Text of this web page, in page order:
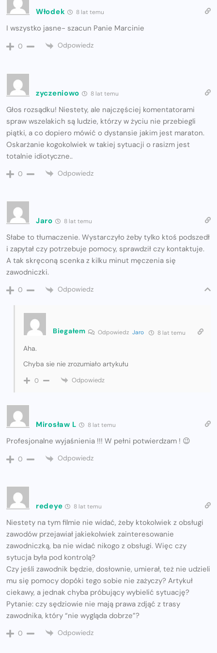
Włodek 8 lat temu
I wszystko jasne- szacun Panie Marcinie
0 Odpowiedz
zyczeniowo 8 lat temu
Głos rozsądku! Niestety, ale najczęściej komentatorami
spraw wszelakich są ludzie, którzy w życiu nie przebiegli
piątki, a co dopiero mówić o dystansie jakim jest maraton.
Oskarżanie kogokolwiek w takiej sytuacji o rasizm jest
totalnie idiotyczne..
0 Odpowiedz
Jaro 8 lat temu
Słabe to tłumaczenie. Wystarczyło żeby tylko ktoś podszedł
i zapytał czy potrzebuje pomocy, sprawdził czy kontaktuje.
A tak skręconą scenka z kilku minut męczenia się
zawodniczki.
0 Odpowiedz
Biegałem Odpowiedz Jaro 8 lat temu
Aha.
Chyba sie nie zrozumiało artykułu
0 Odpowiedz
Mirosław L 8 lat temu
Profesjonalne wyjaśnienia !!! W pełni potwierdzam ! 😉
0 Odpowiedz
redeye 8 lat temu
Niestety na tym filmie nie widać, żeby ktokolwiek z obsługi
zawodów przejawiał jakiekolwiek zainteresowanie
zawodniczką, ba nie widać nikogo z obsługi. Więc czy
sytucja była pod kontrolą?
Czy jeśli zawodnik będzie, dosłownie, umierał, też nie udzieli
mu się pomocy dopóki tego sobie nie zażyczy? Artykuł
ciekawy, a jednak chyba próbujący wybielić sytuację?
Pytanie: czy sędziowie nie mają prawa zdjąć z trasy
zawodnika, który “nie wygląda dobrze”?
0 Odpowiedz